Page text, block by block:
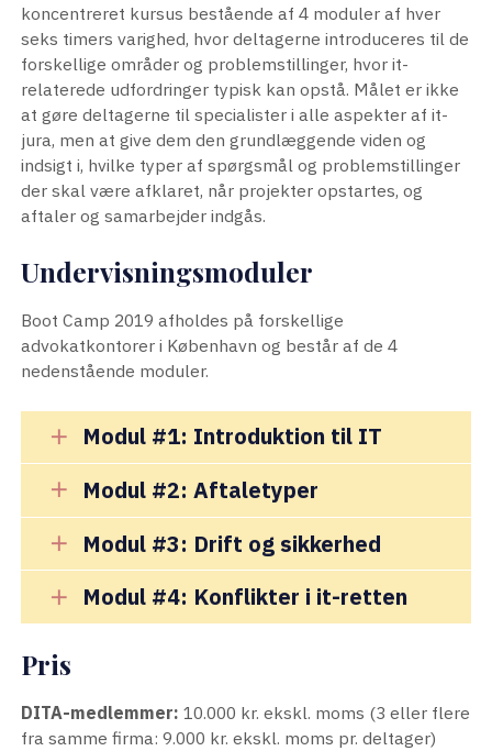
koncentreret kursus bestående af 4 moduler af hver
seks timers varighed, hvor deltagerne introduceres til de
forskellige områder og problemstillinger, hvor it-
relaterede udfordringer typisk kan opstå. Målet er ikke
at gøre deltagerne til specialister i alle aspekter af it-
jura, men at give dem den grundlæggende viden og
indsigt i, hvilke typer af spørgsmål og problemstillinger
der skal være afklaret, når projekter opstartes, og
aftaler og samarbejder indgås.
Undervisningsmoduler
Boot Camp 2019 afholdes på forskellige
advokatkontorer i København og består af de 4
nedenstående moduler.
Modul #1: Introduktion til IT
add
Modul #2: Aftaletyper
add
Modul #3: Drift og sikkerhed
add
Modul #4: Konflikter i it-retten
add
Pris
DITA-medlemmer: 10.000 kr. ekskl. moms (3 eller flere
fra samme firma: 9.000 kr. ekskl. moms pr. deltager)